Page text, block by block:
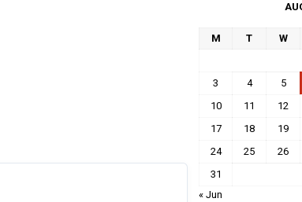
M T W
3
4 5
10
11 12
17
18 19
24
25 26
31
« Jun